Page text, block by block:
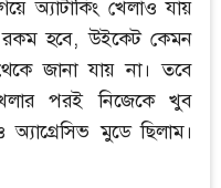
অ্যাটাকিং খেলাও যায়
রকম হবে, উইকেট কেমন
জানা যায় না। তবে
পরই নিজেকে খুব
মুডে ছিলাম।